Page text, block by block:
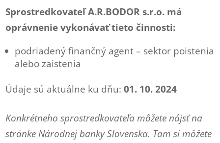
Sprostredkovateľ A.R.BODOR s.r.o. má
oprávnenie vykonávať tieto činnosti:
podriadený finančný agent – sektor poistenia
alebo zaistenia
Údaje sú aktuálne ku dňu:01. 10. 2024
Konkrétneho sprostredkovateľa môžete nájsť na
stránke Národnej banky Slovenska. Tam si môžete